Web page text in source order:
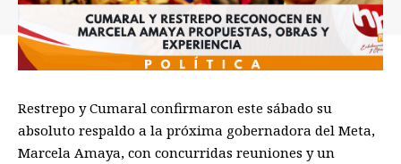
Restrepo y Cumaral confirmaron este sábado su
absoluto respaldo a la próxima gobernadora del Meta,
Marcela Amaya, con concurridas reuniones y un